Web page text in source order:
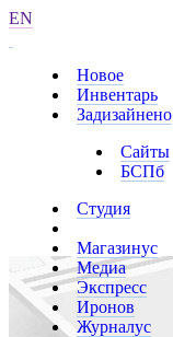
EN
Новое
Инвентарь
Задизайнено
Сайты
БСПб
Студия
Магазинус
Медиа
Экспресс
Иронов
Журналус